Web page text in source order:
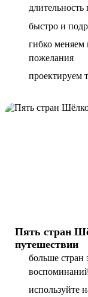
длительность
быстро и
гибко
пожелания
проектируем
Пять стран
путешествии
больше стран
используйте